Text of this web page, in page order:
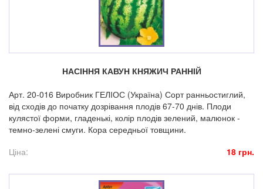
НАСІННЯ КАВУН КНЯЖИЧ РАННІЙ
Арт. 20-016 Виробник ГЕЛІОС (Україна) Сорт ранньостиглий,
від сходів до початку дозрівання плодів 67-70 днів. Плоди
кулястої форми, гладенькі, колір плодів зелений, малюнок -
темно-зелені смуги. Кора середньої товщини.
Ціна:
18 грн.